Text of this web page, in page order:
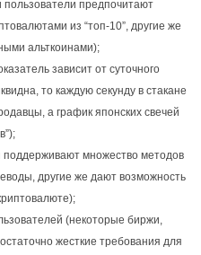
пользователи предпочитают
из “топ-10”, другие же
альткоинами);
зависит от суточного
то каждую секунду в стакане
а график японских свечей
множество методов
другие же дают возможность
(некоторые биржи,
жесткие требования для